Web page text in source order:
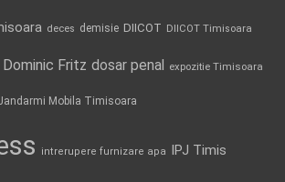
deces demisie DIICOT DIICOT Timisoara
Dominic Fritz dosar penal expozitie Timisoara
Mobila Timisoara
intrerupere furnizare apa IPJ Timis